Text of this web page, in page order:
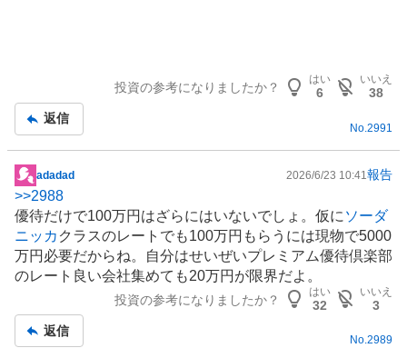
投資の参考になりましたか？
はい
6
いいえ
38
返信
No. 2991
掲
示
板
記
事
adadad 2026/6/23 10:41 報告
>>2988
優待だけで100万円はざらにはいないでしょ。仮に ソーダ
ニッカ クラスのレートでも100万円もらうには現物で5000
万円必要だからね。自分はせいぜいプレミアム優待倶楽部
のレート良い会社集めても20万円が限界だよ。
投資の参考になりましたか？
はい
32
いいえ
3
返信
No.2989